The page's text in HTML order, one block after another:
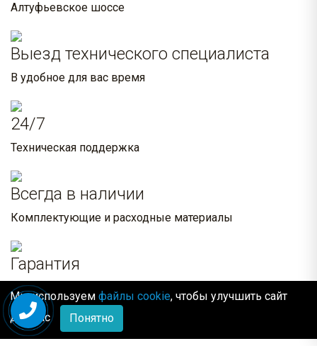
Алтуфьевское шоссе
Выезд технического специалиста
В удобное для вас время
24/7
Техническая поддержка
Всегда в наличии
Комплектующие и расходные материалы
Гарантия
На системы водоочистки и комплектующие
Похожие товары:
Мы используем файлы cookie, чтобы улучшить сайт
для Вас
Понятно